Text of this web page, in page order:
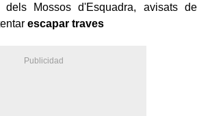
dels Mossos d'Esquadra, avisats de
escapar traves